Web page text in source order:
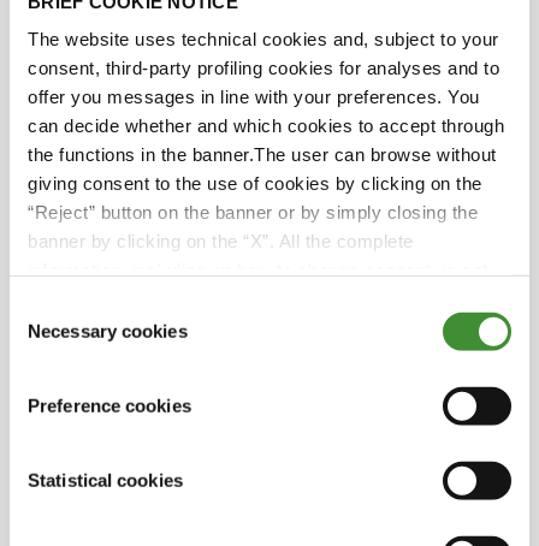
The website uses technical cookies and, subject to your
consent, third-party profiling cookies for analyses and to
offer you messages in line with your preferences. You
can decide whether and which cookies to accept through
the functions in the banner.The user can browse without
giving consent to the use of cookies by clicking on the
“Reject” button on the banner or by simply closing the
banner by clicking on the “X”. All the complete
Selection
Necessary cookies
Preference cookies
Statistical cookies
Gli strumenti di osservazione della terra, i
droni e i robot stanno trasformando il
paesaggio agricolo, offrendo nuove possibilità
e incidendo drasticamente sulle pratiche
agricole.
Gli agricoltori devono affrontare sfide
precedenti e della mancanza di domanda di
Le misure di risparmio idrico in agricoltura
devono essere bilanciate con considerazioni
pratiche, poiché esiste un limite alla quantità
di acqua che può essere conservata prima che